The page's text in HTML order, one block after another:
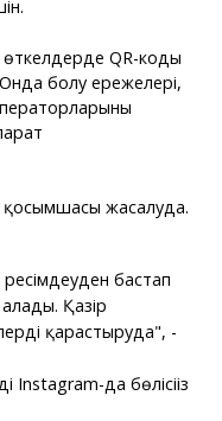
QR-коды
болу ережелері,
қосымшасы жасалуда.
бастап
Қазір
қарастыруда", -
Instagram-да бөлісіңіз